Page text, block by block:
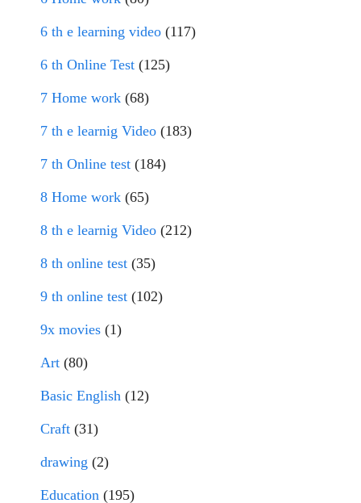
6 th e learning video (117)
6 th Online Test (125)
7 Home work (68)
7 th e learnig Video (183)
7 th Online test (184)
8 Home work (65)
8 th e learnig Video (212)
8 th online test (35)
9 th online test (102)
9x movies (1)
Art (80)
Basic English (12)
Craft (31)
drawing (2)
Education (195)